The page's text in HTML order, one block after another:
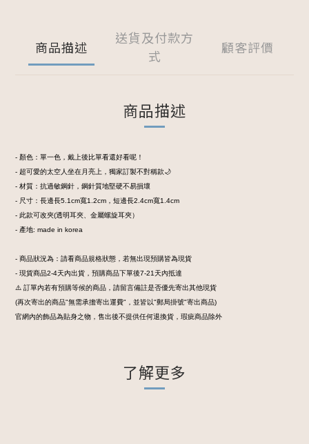
商品描述
送貨及付款方
式
顧客評價
商品描述
- 顏色：單一色，戴上後比單看還好看呢！
- 超可愛的太空人坐在月亮上，獨家訂製不對稱款🌙
- 材質：抗過敏鋼針，鋼針質地堅硬不易損壞
- 尺寸：長邊長5.1cm寬1.2cm，短邊長2.4cm寬1.4cm
- 此款可改夾(透明耳夾、金屬螺旋耳夾）
- 產地: made in korea
- 商品狀況為：請看商品規格狀態，若無出現預購皆為現貨
- 現貨商品2-4天內出貨，預購商品下單後7-21天內抵達
⚠️ 訂單內若有預購等候的商品，請留言備註是否優先寄出其他現貨
(再次寄出的商品"無需承擔寄出運費"，並皆以"郵局掛號"寄出商品)
官網內的飾品為貼身之物，售出後不提供任何退換貨，瑕疵商品除外
了解更多